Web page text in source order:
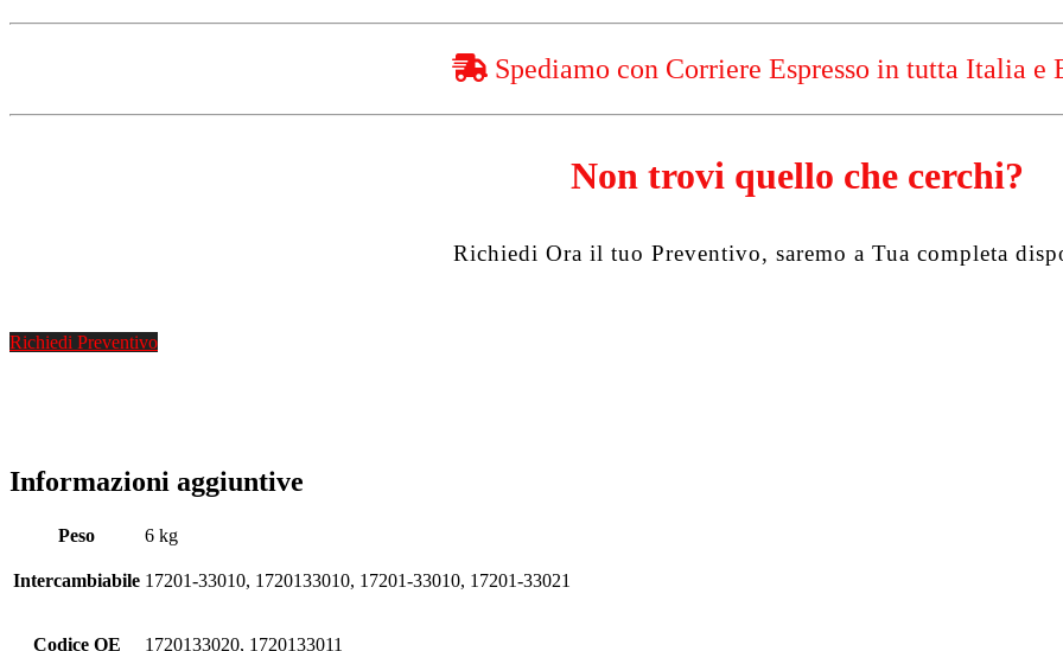
Spediamo con Corriere Espresso in tutta Italia e
Non trovi quello che cerchi?
Richiedi Ora il tuo Preventivo, saremo a Tua completa
Richiedi Preventivo
Informazioni aggiuntive
Peso 6 kg
Intercambiabile 17201-33010, 1720133010, 17201-33010, 17201-33021
Codice OE 1720133020, 1720133011